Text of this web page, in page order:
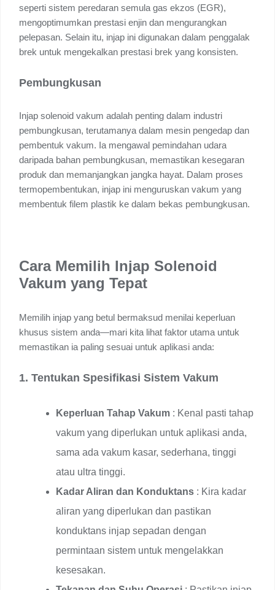
seperti sistem peredaran semula gas ekzos (EGR),
mengoptimumkan prestasi enjin dan mengurangkan
pelepasan. Selain itu, injap ini digunakan dalam penggalak
brek untuk mengekalkan prestasi brek yang konsisten.
Pembungkusan
Injap solenoid vakum adalah penting dalam industri
pembungkusan, terutamanya dalam mesin pengedap dan
pembentuk vakum. Ia mengawal pemindahan udara
daripada bahan pembungkusan, memastikan kesegaran
produk dan memanjangkan jangka hayat. Dalam proses
termopembentukan, injap ini menguruskan vakum yang
membentuk filem plastik ke dalam bekas pembungkusan.
Cara Memilih Injap Solenoid
Vakum yang Tepat
Memilih injap yang betul bermaksud menilai keperluan
khusus sistem anda—mari kita lihat faktor utama untuk
memastikan ia paling sesuai untuk aplikasi anda:
1. Tentukan Spesifikasi Sistem Vakum
Keperluan Tahap Vakum : Kenal pasti tahap
vakum yang diperlukan untuk aplikasi anda,
sama ada vakum kasar, sederhana, tinggi
atau ultra tinggi.
Kadar Aliran dan Konduktans : Kira kadar
aliran yang diperlukan dan pastikan
konduktans injap sepadan dengan
permintaan sistem untuk mengelakkan
kesesakan.